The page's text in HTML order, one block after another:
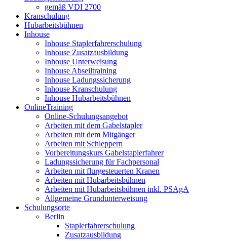
gemäß VDI 2700
Kranschulung
Hubarbeitsbühnen
Inhouse
Inhouse Staplerfahrerschulung
Inhouse Zusatzausbildung
Inhouse Unterweisung
Inhouse Abseiltraining
Inhouse Ladungssicherung
Inhouse Kranschulung
Inhouse Hubarbeitsbühnen
OnlineTraining
Online-Schulungsangebot
Arbeiten mit dem Gabelstapler
Arbeiten mit dem Mitgänger
Arbeiten mit Schleppern
Vorbereitungskurs Gabelstaplerfahrer
Ladungssicherung für Fachpersonal
Arbeiten mit flurgesteuerten Kranen
Arbeiten mit Hubarbeitsbühnen
Arbeiten mit Hubarbeitsbühnen inkl. PSAgA
Allgemeine Grundunterweisung
Schulungsorte
Berlin
Staplerfahrerschulung
Zusatzausbildung